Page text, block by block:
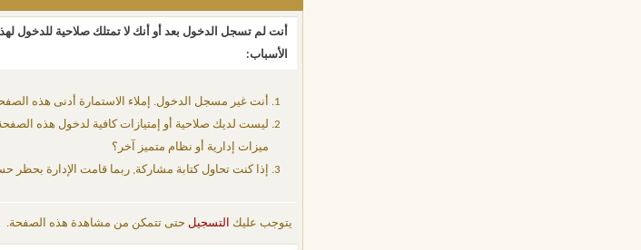
أنت لم تسجل الدخول بعد أو أنك لا تمتلك صلاحية للدخول
الأسباب:
أنت غير مسجل الدخول. إملاء الاستمارة أدنى هذه
ليست لديك صلاحية أو إمتيازات كافية لدخول هذه
ميزات إدارية أو نظام متميز آخر؟
إذا كنت تحاول كتابة مشاركة, ربما قامت الإدارة بحظر
يتوجب عليك التسجيل حتى تتمكن من مشاهدة هذه الصفحة.